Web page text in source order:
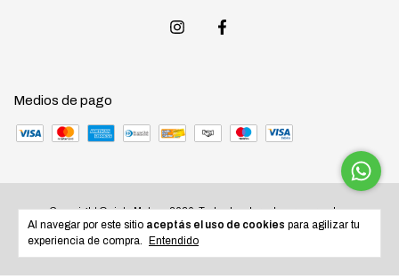
Al navegar por este sitio aceptás el uso de cookies para agilizar tu
experiencia de compra.
Entendido
Medios de pago
Copyright Quinta Motos - 2026. Todos los derechos reservados.